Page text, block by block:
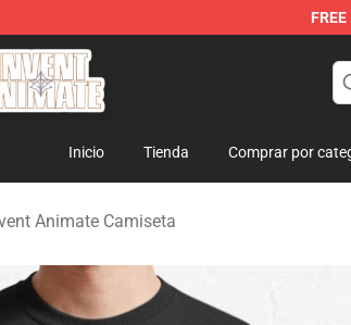
FREE
Animate Merchandise Store
Inicio Tienda Comprar por
Animate Camiseta